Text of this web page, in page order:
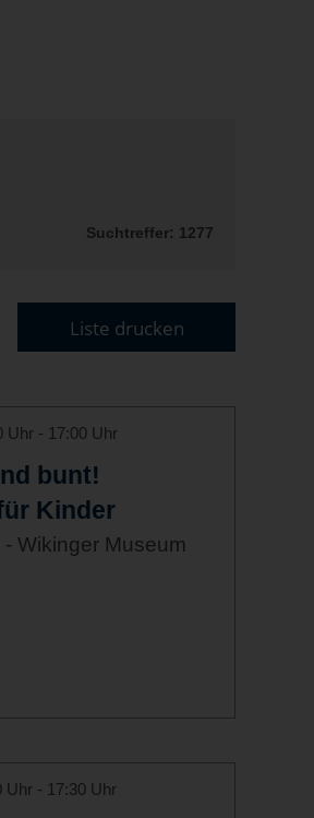
Suchtreffer: 1277
Liste drucken
Uhr - 17:00 Uhr
bunt!
Kinder
Wikinger Museum
Uhr - 17:30 Uhr